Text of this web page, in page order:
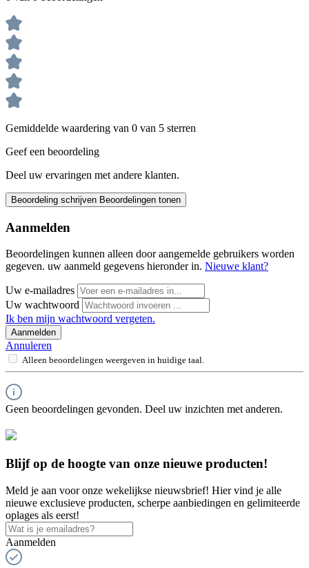
Gemiddelde waardering van 0 van 5 sterren
Geef een beoordeling
Deel uw ervaringen met andere klanten.
Beoordeling schrijven Beoordelingen tonen
Aanmelden
Beoordelingen kunnen alleen door aangemelde gebruikers worden
gegeven. uw aanmeld gegevens hieronder in. Nieuwe klant?
Uw e-mailadres
Uw wachtwoord
Ik ben mijn wachtwoord vergeten.
Aanmelden
Annuleren
Alleen beoordelingen weergeven in huidige taal.
Geen beoordelingen gevonden. Deel uw inzichten met anderen.
Blijf op de hoogte van onze nieuwe producten!
Meld je aan voor onze wekelijkse nieuwsbrief! Hier vind je alle
nieuwe exclusieve producten, scherpe aanbiedingen en gelimiteerde
oplages als eerst!
Aanmelden